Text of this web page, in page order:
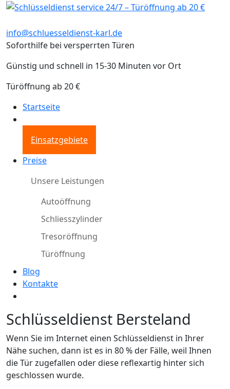
info@schluesseldienst-karl.de
Soforthilfe bei versperrten Türen
Günstig und schnell in 15-30 Minuten vor Ort
Türöffnung ab 20 €
Startseite
Einsatzgebiete
Preise
Unsere Leistungen
Autoöffnung
Schliesszylinder
Tresoröffnung
Türöffnung
Blog
Kontakte
Schlüsseldienst Bersteland
Wenn Sie im Internet einen Schlüsseldienst in Ihrer
Nähe suchen, dann ist es in 80 % der Fälle, weil Ihnen
die Tür zugefallen oder diese reflexartig hinter sich
geschlossen wurde.